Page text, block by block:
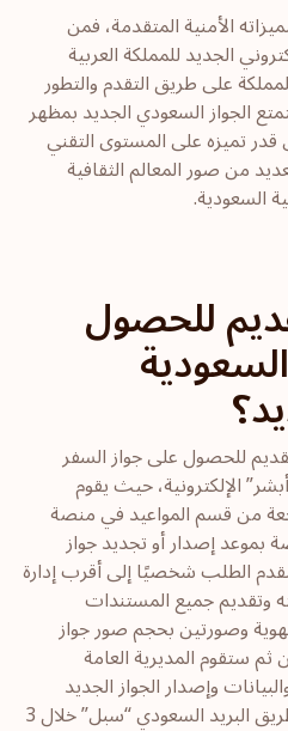
الأمنية المتقدمة، فمن
الجديد للمملكة العربية
على طريق التقدم والتطور
الجواز السعودي الجديد بمظهر
قدر تميزه على المستوى التقني
من صور المعالم الثقافية
السعودية.
للحصول
للحصول على جواز السفر
الإلكترونية، حيث يقوم
من قسم المواعيد في منصة
بموعد إصدار أو تجديد جواز
الطلب شخصيًا إلى أقرب إدارة
وتقديم جميع المستندات
وصورتين بحجم صور جواز
ستقوم المديرية العامة
وإصدار الجواز الجديد
وإرساله إلى مقدم الطلب عن طريق البريد السعودي “سبل” خلال 3